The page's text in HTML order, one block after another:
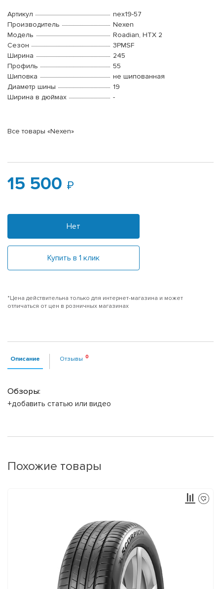
Артикул
nex19-57
Производитель
Nexen
Модель
Roadian, HTX 2
Сезон
3PMSF
Ширина
245
Профиль
55
Шиповка
не шипованная
Диаметр шины
19
Ширина в дюймах
-
Все товары «Nexen»
15 500
Нет
Купить в 1 клик
*Цена действительна только для интернет-магазина и может
отличаться от цен в розничных магазинах
Описание Отзывы
Обзоры:
+добавить статью или видео
Похожие товары